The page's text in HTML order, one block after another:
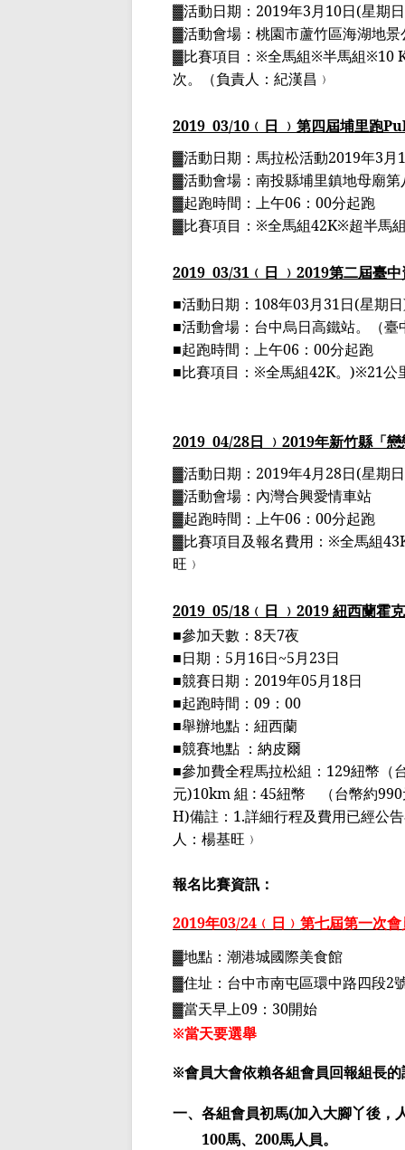
▓活動日期： 2019年3月10日(星期日
▓活動會場：桃園市蘆竹區海湖地景
▓比賽項目： ※全馬組※半馬組※10
次。
（負責人：紀漢昌﹚
2019 03/10 ﹙日 ﹚ 第四屆埔里跑
▓活動日期： 馬拉松活動2019年3月
▓活動會場： 南投縣埔里鎮地母廟第
▓起跑時間：上午06 ： 00分起跑
▓比賽項目： ※全馬組42K※超半馬
2019 03/31 ﹙日 ﹚ 2019第二屆臺
■活動日期： 108年03月31日(星期日
■活動會場：台中烏日高鐵站。（臺
■起跑時間：上午06 ： 00分起跑
■比賽項目： ※全馬組42K。 )※21公
2019 04/28日 ﹚ 2019年新竹縣「
▓活動日期： 2019年4月28日(星期日
▓活動會場：內灣合興愛情車站
▓起跑時間：上午06 ： 00分起跑
▓比賽項目及報名費用： ※全馬組
旺﹚
2019 05/18 ﹙日 ﹚ 2019紐西蘭霍
■參加天數： 8天7夜
■日期： 5月16日~5月23日
■競賽日期： 2019年05月18日
■起跑時間： 09 ： 00
■舉辦地點：紐西蘭
■競賽地點 ：納皮爾
■參加費全程馬拉松組： 129紐幣（
元)10km組 : 45紐幣 （台幣約990
H)備註： 1.詳細行程及費用已經公
人：楊基旺﹚
報名比賽資訊：
2019年03/24 ﹙日﹚第七屆第一次
▓地點：潮港城國際美食館
▓住址： 台中市南屯區環中路四段2
▓當天早上09 ： 30開始
※當天要選舉
※會員大會依賴各組會員回報組長
一、各組會員初馬(加入大腳丫後，
100馬、 200馬人員。